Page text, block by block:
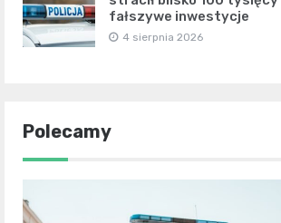
fałszywe inwestycje
4 sierpnia 2026
Polecamy